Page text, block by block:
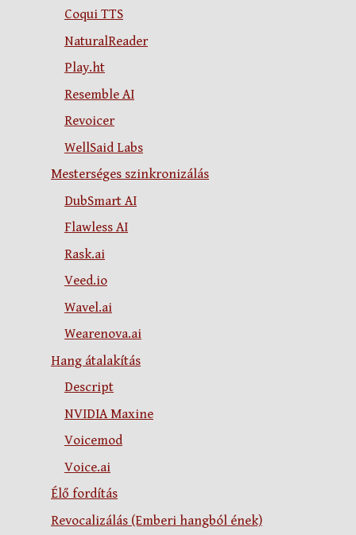
Coqui TTS
NaturalReader
Play.ht
Resemble AI
Revoicer
WellSaid Labs
Mesterséges szinkronizálás
DubSmart AI
Flawless AI
Rask.ai
Veed.io
Wavel.ai
Wearenova.ai
Hang átalakítás
Descript
NVIDIA Maxine
Voicemod
Voice.ai
Élő fordítás
Revocalizálás (Emberi hangból ének)